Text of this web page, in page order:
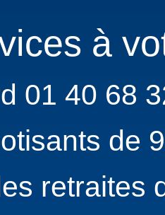
à
01 40 68
de
retraites